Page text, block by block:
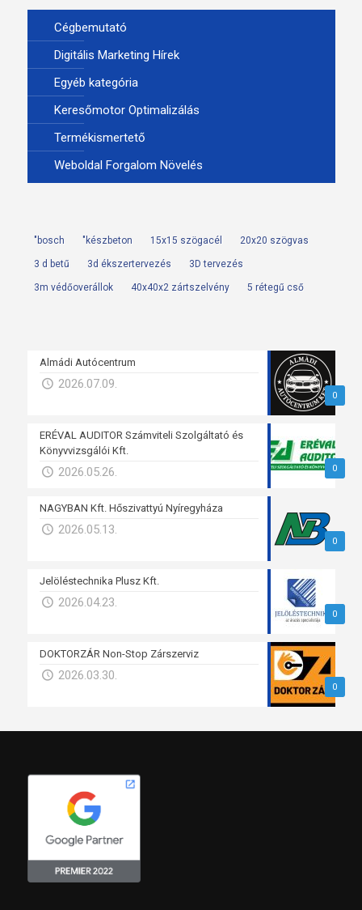
Cégbemutató
Digitális Marketing Hírek
Egyéb kategória
Keresőmotor Optimalizálás
Termékismertető
Weboldal Forgalom Növelés
"bosch "készbeton 15x15 szögacél 20x20 szögvas
3 d betű 3d ékszertervezés 3D tervezés
3m védőoverállok 40x40x2 zártszelvény 5 rétegű cső
0
Almádi Autócentrum
2026.07.09.
0
ERÉVAL AUDITOR Számviteli Szolgáltató és
Könyvvizsgálói Kft.
2026.05.26.
0
NAGYBAN Kft. Hőszivattyú Nyíregyháza
2026.05.13.
0
Jelöléstechnika Plusz Kft.
2026.04.23.
0
DOKTORZÁR Non-Stop Zárszerviz
2026.03.30.